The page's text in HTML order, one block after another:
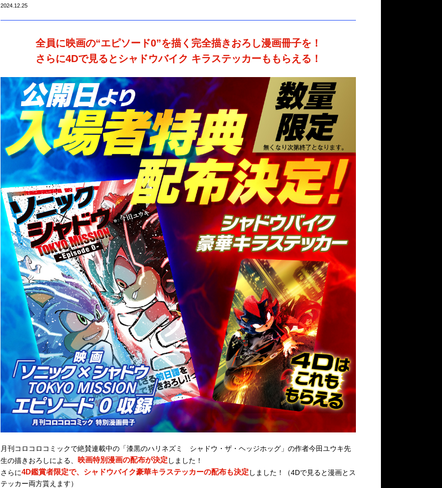
2024.12.25
全員に映画の“エピソード0”を描く完全描きおろし漫画冊子を！
さらに4Dで見るとシャドウバイク キラステッカーももらえる！
月刊コロコロコミックで絶賛連載中の「漆黒のハリネズミ シャドウ・ザ・ヘッジホッグ」の作者今田ユウキ先
生の描きおろしによる、 映画特別漫画の配布が決定 しました！
さらに4D鑑賞者限定で、シャドウバイク豪華キラステッカーの配布も決定 しました！（4Dで見ると漫画とス
テッカー両方貰えます）